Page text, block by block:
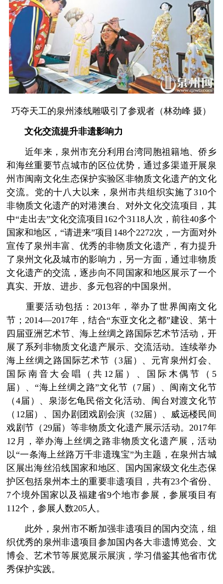
巧夺天工的泉州漆线雕吸引了参观者（林劲峰 摄）
文化交流提升非遗影响力
近年来，泉州市充分利用台湾同胞祖籍地、侨乡
和海丝重要节点城市的区位优势，通过多渠道开展泉
州市闽南文化生态保护实验区非物质文化遗产的文化
交流。党的十八大以来，泉州市共组织实施了310个
非物质文化遗产的对港澳台、对外文化交流项目，其
中“走出去”文化交流项目162个3118人次，前往40多个
国家和地区，“请进来”项目148个2272次，一方面对外
宣传了泉州丰富、优秀的非物质文化遗产，有力提升
了泉州文化及城市的影响力，另一方面，通过非物质
文化遗产的交流，逐步向不同国家和地区展示了一个
真实、开放、进步、多元包容的中国泉州。
重要活动包括：2013年，举办了世界闽南文化
节；2014—2017年，结合“东亚文化之都”建设、第十
四届亚洲艺术节、海上丝绸之路国际艺术节活动，开
展了系列非物质文化遗产展示、交流活动。连续举办
海上丝绸之路国际艺术节（3届）、元宵泉州灯会、
国际南音大会唱（共12届）、国际木偶节（5
届）、“海上丝绸之路”文化节（7届）、闽南文化节
（4届）、泉澎乞龟民俗文化活动、闽台对渡文化节
（12届）、国办剧团戏剧会演（32届）、威远楼民间
戏剧节（29届）等非物质文化遗产展示活动。2017年
12月，举办海上丝绸之路非物质文化遗产展，活动
以“一条海上丝路万千非遗瑰宝”为主题，在泉州古城
区展出海丝沿线国家和地区、国内国家级文化生态保
护区包括泉州本土的重要非遗项目，共有23个省份、
7个境外国家以及福建省9个地市参展，参展项目有
112个，参展人数205人。
此外，泉州市不断加强非遗项目的国内交流，组
织优秀的泉州非遗项目参加国内各大非遗博览会、文
博会、艺术节等展览展示展演，学习借鉴其他省市优
秀保护实践。